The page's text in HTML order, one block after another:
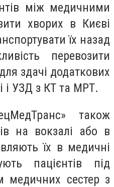
між медичними
хворих в Києві
їх назад
перевозити
здачі додаткових
і УЗД з КТ та МРТ.
також
на вокзалі або в
їх в медичні
пацієнтів під
медичних сестер з